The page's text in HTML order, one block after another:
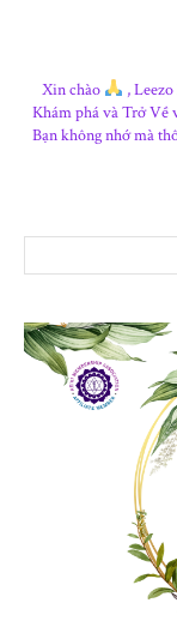
Xin chào
,
Khám phá và Trở
Bạn không nhớ mà